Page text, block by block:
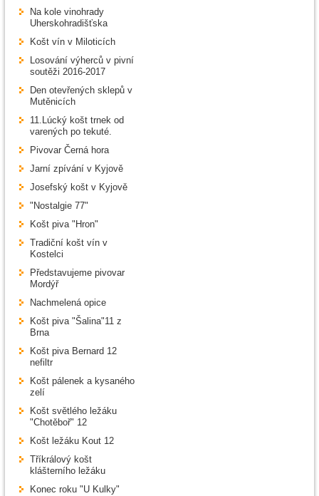
Na kole vinohrady
Uherskohradišťska
Košt vín v Miloticích
Losování výherců v pivní
soutěži 2016-2017
Den otevřených sklepů v
Mutěnicích
11.Lúcký košt trnek od
varených po tekuté.
Pivovar Černá hora
Jarní zpívání v Kyjově
Josefský košt v Kyjově
"Nostalgie 77"
Košt piva "Hron"
Tradiční košt vín v
Kostelci
Představujeme pivovar
Mordýř
Nachmelená opice
Košt piva "Šalina"11 z
Brna
Košt piva Bernard 12
nefiltr
Košt pálenek a kysaného
zelí
Košt světlého ležáku
"Chotěboř" 12
Košt ležáku Kout 12
Tříkrálový košt
klášterního ležáku
Konec roku "U Kulky"